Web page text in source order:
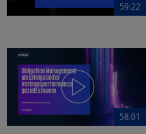
59:22
58:01